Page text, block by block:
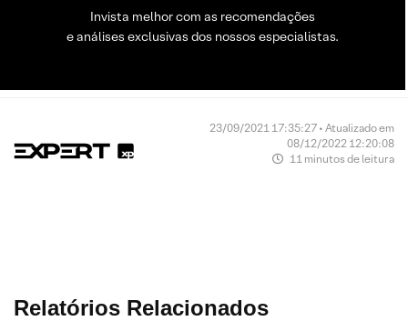
Invista melhor com as recomendações
e análises exclusivas dos nossos especialistas.
23/09/2021 17:35:27 • Atualizado em
08/12/2022 12:20:08
11 minutos de leitura
Relatórios Relacionados